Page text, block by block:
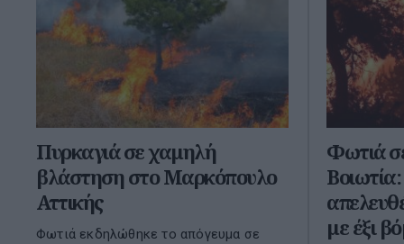
Πυρκαγιά σε χαμηλή
βλάστηση στο Μαρκόπουλο
Αττικής
Φωτιά εκδηλώθηκε το απόγευμα σε
Φωτιά
με έξι